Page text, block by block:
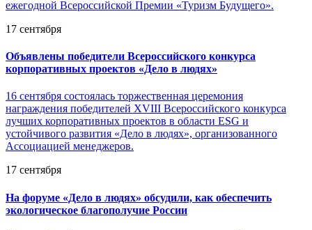
ежегодной Всероссийской Премии «Туризм Будущего».
17 сентября
Объявлены победители Всероссийского конкурса
корпоративных проектов «Дело в людях»
16 сентября состоялась торжественная церемония
награждения победителей XVIII Всероссийского конкурса
лучших корпоративных проектов в области ESG и
устойчивого развития «Дело в людях», организованного
Ассоциацией менеджеров.
17 сентября
На форуме «Дело в людях» обсудили, как обеспечить
экологическое благополучие России